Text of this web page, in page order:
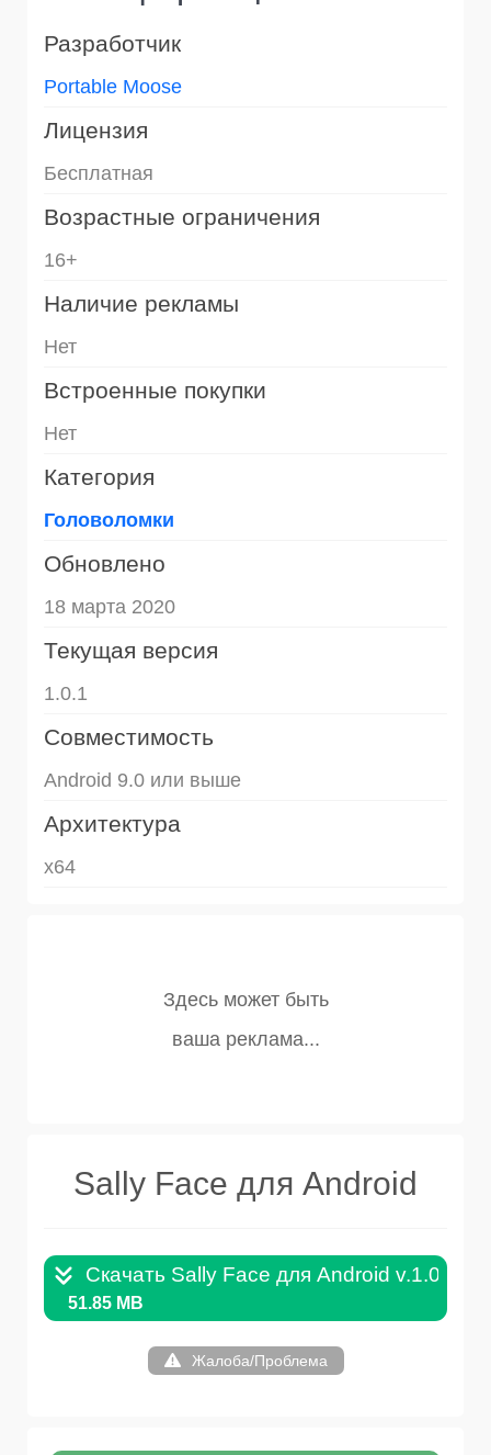
Разработчик
Portable Moose
Лицензия
Бесплатная
Возрастные ограничения
16+
Наличие рекламы
Нет
Встроенные покупки
Нет
Категория
Головоломки
Обновлено
18 марта 2020
Текущая версия
1.0.1
Совместимость
Android 9.0 или выше
Архитектура
x64
Sally Face для Android
Скачать Sally Face для Android
51.85 MB
Жалоба/Проблема